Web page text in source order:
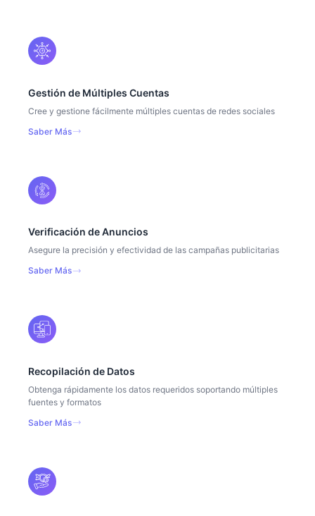
Gestión de Múltiples Cuentas
Cree y gestione fácilmente múltiples cuentas de redes sociales
Saber Más
Verificación de Anuncios
Asegure la precisión y efectividad de las campañas publicitarias
Saber Más
Recopilación de Datos
Obtenga rápidamente los datos requeridos soportando múltiples
fuentes y formatos
Saber Más